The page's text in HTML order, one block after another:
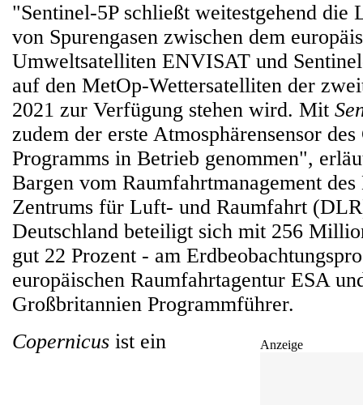
"Sentinel-5P schließt weitestgehend die
von Spurengasen zwischen dem
Umweltsatelliten ENVISAT und
auf den MetOp-Wettersatelliten der
2021 zur Verfügung stehen wird. Mit
zudem der erste Atmosphärensensor
Programms in Betrieb genommen",
Bargen vom Raumfahrtmanagement des
Zentrums für Luft- und Raumfahrt
Deutschland beteiligt sich mit 256
gut 22 Prozent - am
europäischen Raumfahrtagentur ESA
Großbritannien Programmführer.
Anzeige
Copernicus ist ein